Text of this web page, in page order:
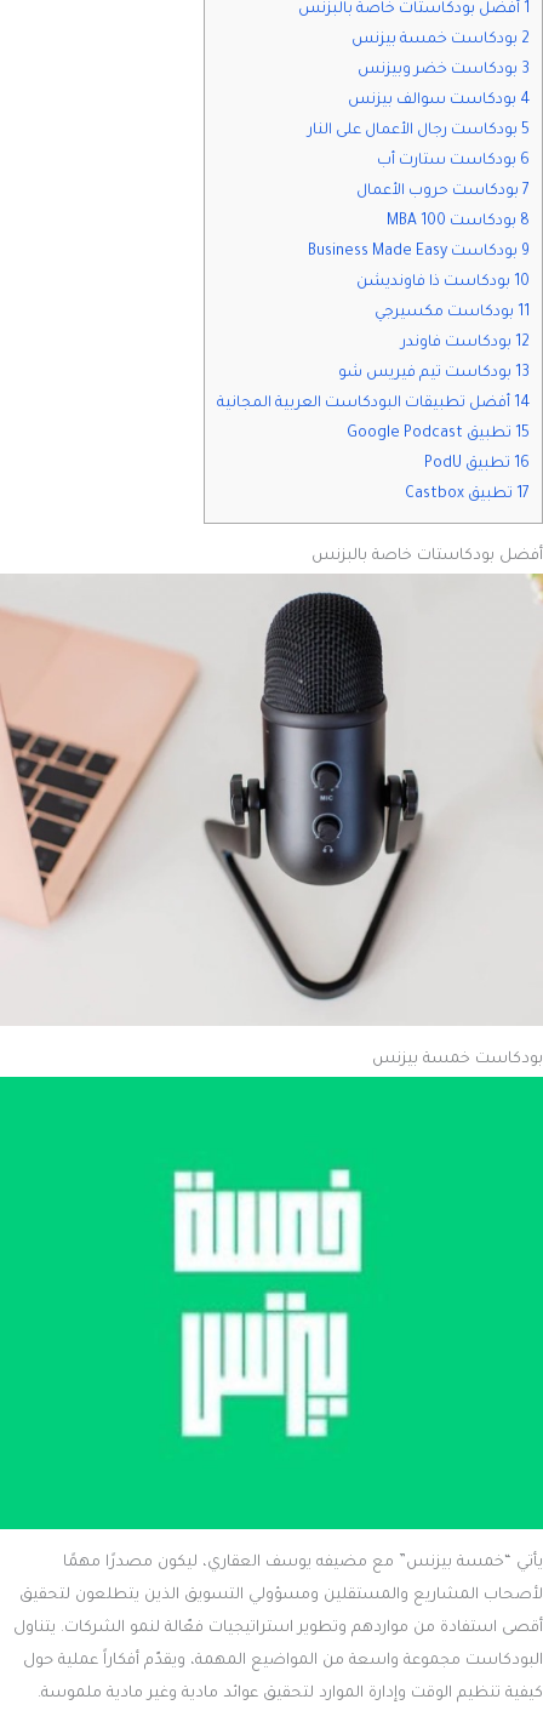
1 أفضل بودكاستات خاصة بالبزنس
2 بودكاست خمسة بيزنس
3 بودكاست خضر وبيزنس
4 بودكاست سوالف بيزنس
5 بودكاست رجال الأعمال على النار
6 بودكاست ستارت أب
7 بودكاست حروب الأعمال
8 بودكاست MBA 100
9 بودكاست Business Made Easy
10 بودكاست ذا فاونديشن
11 بودكاست مكسيرجي
12 بودكاست فاوندر
13 بودكاست تيم فيريس شو
14 أفضل تطبيقات البودكاست العربية المجانية
15 تطبيق Google Podcast
16 تطبيق PodU
17 تطبيق Castbox
أفضل بودكاستات خاصة بالبزنس
بودكاست خمسة بيزنس
يأتي “خمسة بيزنس” مع مضيفه يوسف العقاري، ليكون مصدرًا مهمًا
لأصحاب المشاريع والمستقلين ومسؤولي التسويق الذين يتطلعون لتحقيق
أقصى استفادة من مواردهم وتطوير استراتيجيات فعّالة لنمو الشركات. يتناول
البودكاست مجموعة واسعة من المواضيع المهمة، ويقدّم أفكاراً عملية حول
كيفية تنظيم الوقت وإدارة الموارد لتحقيق عوائد مادية وغير مادية ملموسة.